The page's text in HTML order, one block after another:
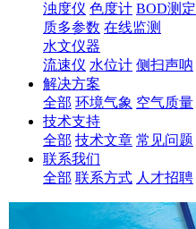
浊度仪 色度计 BOD测
质多参数 在线监测
水文仪器
流速仪 水位计 侧扫声呐
解决方案
全部 环境气象 空气质量
技术支持
全部 技术文章 常见问题
联系我们
全部 联系方式 人才招聘